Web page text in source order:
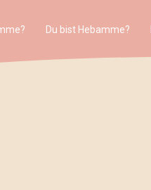
Du bist Hebamme?